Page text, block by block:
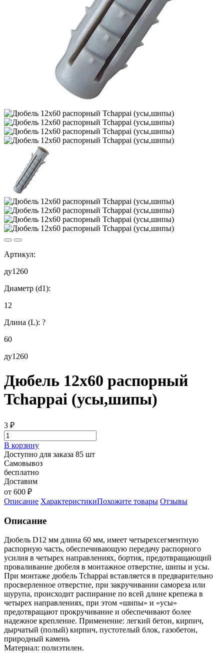
Артикул:
ду1260
Диаметр (d1):
12
Длина (L): ?
60
ду1260
Дюбель 12х60 распорный
Tchappai (усы,шипы)
3 ₽
В корзину
Доступно для заказа 85 шт
Самовывоз
бесплатно
Доставим
от 600 ₽
Описание ХарактеристикиПохожите товары Отзывы
Описание
Дюбель D12 мм длина 60 мм, имеет четырехсегментную
распорную часть, обеспечивающую передачу распорного
усилия в четырех направлениях, бортик, предотвращающий
проваливание дюбеля в монтажное отверстие, шипы и усы.
При монтаже дюбель Tchappai вставляется в предварительно
просверленное отверстие, при закручивании самореза или
шурупа, происходит распирание по всей длине крепежа в
четырех направлениях, при этом «шипы» и «усы»
предотвращают прокручивание и обеспечивают более
надежное крепление. Применение: легкий бетон, кирпич,
дырчатый (полый) кирпич, пустотелый блок, газобетон,
природный камень
Материал: полиэтилен.